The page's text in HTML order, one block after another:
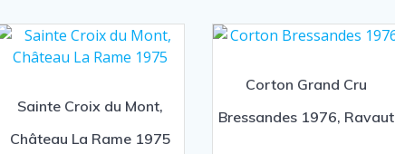
Sainte Croix du Mont,
Château La Rame 1975
Corton Grand Cru
Bressandes 1976, Ravaut